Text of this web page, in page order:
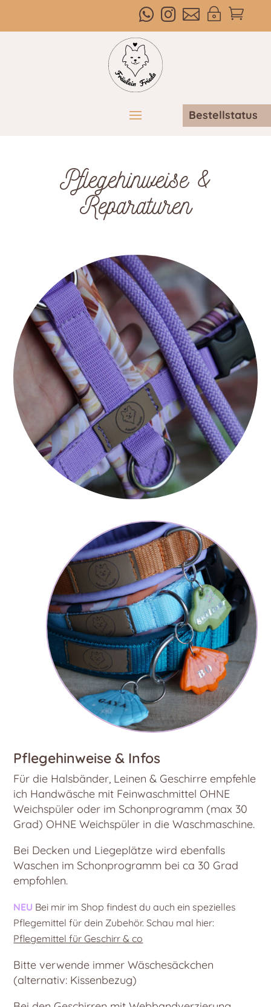

~



Bestellstatus
Pflegehinweise &
Reparaturen
Pflegehinweise & Infos
Für die Halsbänder, Leinen & Geschirre empfehle
ich Handwäsche mit Feinwaschmittel OHNE
Weichspüler oder im Schonprogramm (max 30
Grad) OHNE Weichspüler in die Waschmaschine.
Bei Decken und Liegeplätze wird ebenfalls
Waschen im Schonprogramm bei ca 30 Grad
empfohlen.
NEU Bei mir im Shop findest du auch ein spezielles
Pflegemittel für dein Zubehör. Schau mal hier:
Pflegemittel für Geschirr & co
Bitte verwende immer Wäschesäckchen
(alternativ: Kissenbezug)